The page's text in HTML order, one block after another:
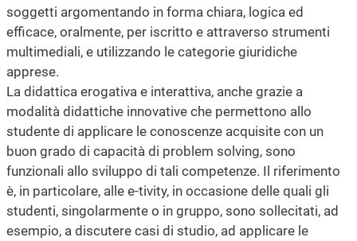
soggetti argomentando in forma chiara, logica ed
efficace, oralmente, per iscritto e attraverso strumenti
multimediali, e utilizzando le categorie giuridiche
apprese.
La didattica erogativa e interattiva, anche grazie a
modalità didattiche innovative che permettono allo
studente di applicare le conoscenze acquisite con un
buon grado di capacità di problem solving, sono
funzionali allo sviluppo di tali competenze. Il riferimento
è, in particolare, alle e-tivity, in occasione delle quali gli
studenti, singolarmente o in gruppo, sono sollecitati, ad
esempio, a discutere casi di studio, ad applicare le